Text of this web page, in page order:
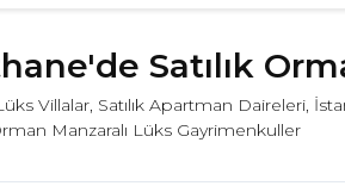
Satılık
Villalar, Satılık Apartman Daireleri,
Manzaralı Lüks Gayrimenkuller